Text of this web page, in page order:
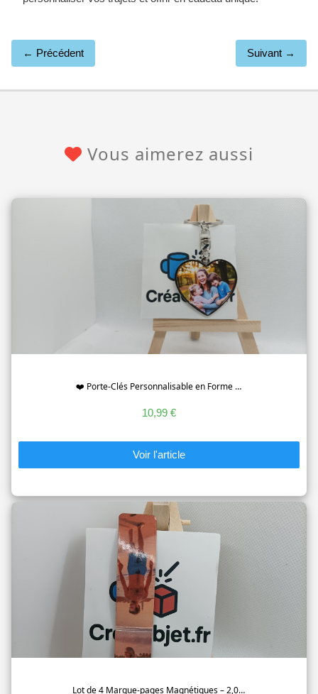
← Précédent Suivant →
Vous aimerez aussi
❤️ Porte-Clés Personnalisable en Forme …
10,99 €
Voir l'article
Lot de 4 Marque-pages Magnétiques – 2,0…